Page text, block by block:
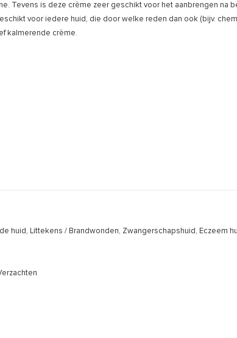
Tevens is deze crème zeer geschikt voor het aanbrengen na
voor iedere huid, die door welke reden dan ook (bijv.
kalmerende crème.
huid, Littekens / Brandwonden, Zwangerschapshuid, Eczeem